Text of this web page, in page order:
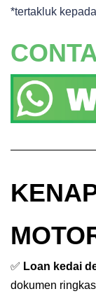
*tertakluk
✅ Loan kedai
dokumen